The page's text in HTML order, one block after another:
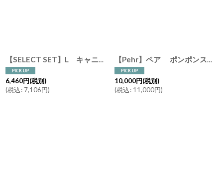
【SELECT SET】L キャニスター セット スプーン チーク トレー しのぎ 美濃焼 磁器 日本製 陶器
6,460円(税別)
(税込: 7,106円)
【Pehr】ペア ポンポンストレージ Hamper (XXL) ハンパー 布製ストレージ キャンパス地 物入れ おもちゃ入れ 収納 バッグ インド製 カナダ
10,000円(税別)
(税込: 11,000円)